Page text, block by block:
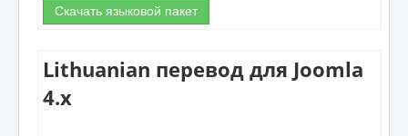
Скачать языковой пакет
Lithuanian перевод для Joomla
4.x